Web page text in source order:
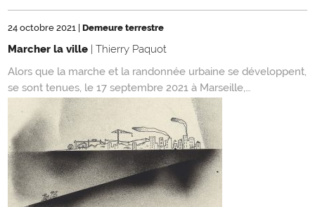
24 octobre 2021 Demeure terrestre
Marcher la ville | Thierry Paquot
Alors que la marche et la randonnée urbaine se développent,
se sont tenues, le 17 septembre 2021 à Marseille,…